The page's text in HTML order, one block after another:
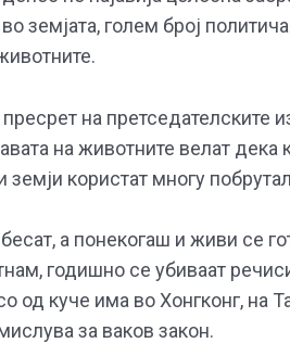
земјата, голем број
на претседателските
на животните велат
земји користат многу
а понекогаш и живи се
годишно се убиваат
од куче има во Хонгконг, на
за ваков закон.